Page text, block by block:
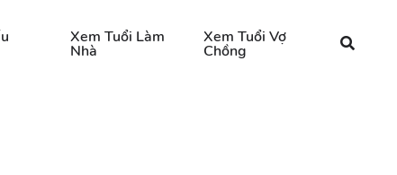
Xem Tuổi Làm
Nhà
Xem Tuổi Vợ
Chồng